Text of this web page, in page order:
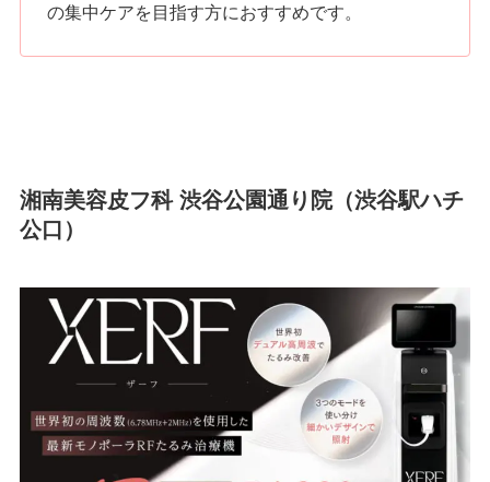
の集中ケアを目指す方におすすめです。
湘南美容皮フ科 渋谷公園通り院（渋谷駅ハチ
公口）